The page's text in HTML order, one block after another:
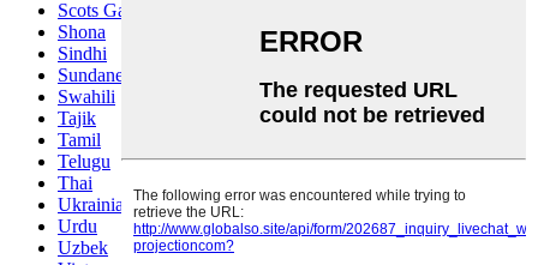
Scots Gaelic
Shona
Sindhi
Sundanese
Swahili
Tajik
Tamil
Telugu
Thai
Ukrainian
Urdu
Uzbek